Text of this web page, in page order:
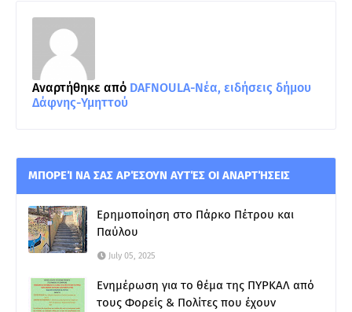
Αναρτήθηκε από DAFNOULA-Νέα, ειδήσεις δήμου
Δάφνης-Υμηττού
ΜΠΟΡΕΊ ΝΑ ΣΑΣ ΑΡΈΣΟΥΝ ΑΥΤΈΣ ΟΙ ΑΝΑΡΤΉΣΕΙΣ
Ερημοποίηση στο Πάρκο Πέτρου και
Παύλου
July 05, 2025
Ενημέρωση για το θέμα της ΠΥΡΚΑΛ από
τους Φορείς & Πολίτες που έχουν